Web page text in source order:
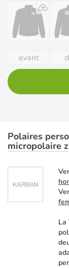
avant
Polaires personnalisés - K920 - Veste
micropolaire
La